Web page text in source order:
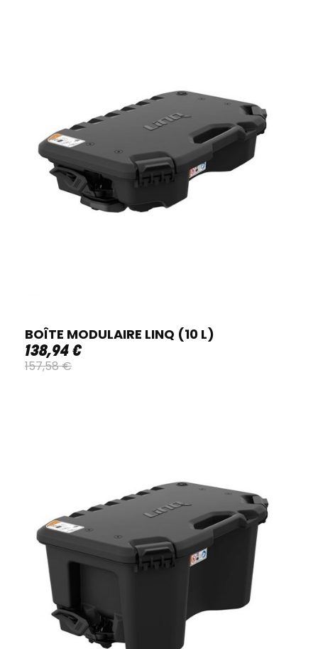
BOÎTE MODULAIRE LINQ (10 L)
138,94 €
157,58€